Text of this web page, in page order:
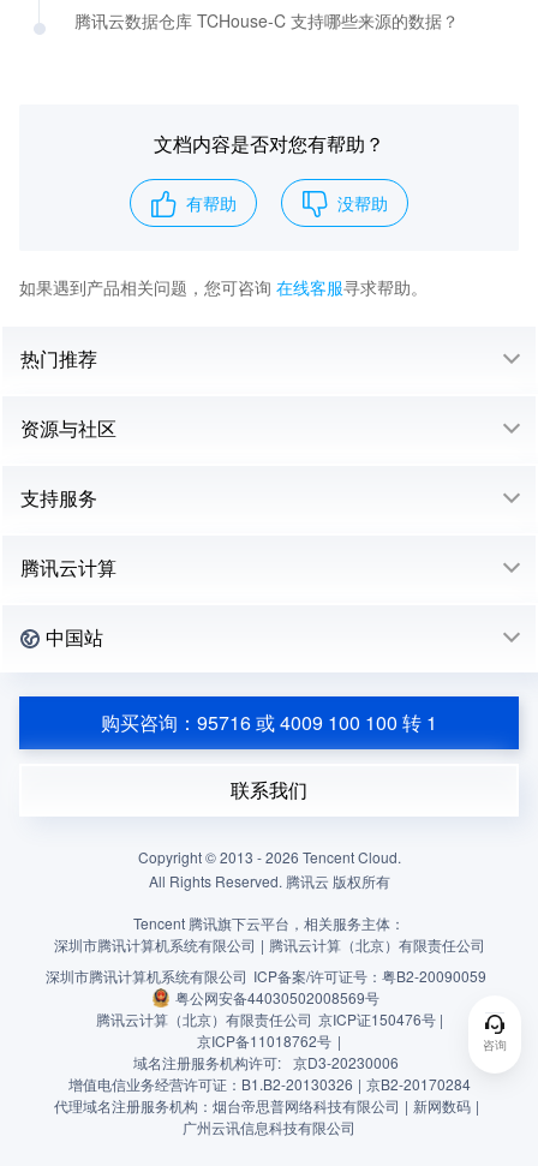
腾讯云数据仓库 TCHouse-C 支持哪些来源的数据？
文档内容是否对您有帮助？
有帮助 没帮助
如果遇到产品相关问题，您可咨询 在线客服寻求帮助。
咨询
热门推荐
资源与社区
支持服务
腾讯云计算
中国站
购买咨询：95716 或 4009 100 100 转 1
联系我们
Copyright © 2013 -2026 Tencent Cloud.
All Rights Reserved. 腾讯云 版权所有
Tencent 腾讯旗下云平台，相关服务主体：
深圳市腾讯计算机系统有限公司 | 腾讯云计算（北京）有限责任公司
深圳市腾讯计算机系统有限公司 ICP备案/许可证号： 粤B2-20090059
粤公网安备44030502008569号
腾讯云计算（北京）有限责任公司 京ICP证150476号 |
京ICP备11018762号 |
域名注册服务机构许可: 京D3-20230006
增值电信业务经营许可证：B1.B2-20130326 | 京B2-20170284
代理域名注册服务机构：烟台帝思普网络科技有限公司 | 新网数码 |
广州云讯信息科技有限公司